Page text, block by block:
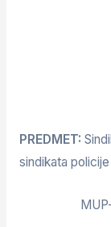
n/z
PREDMET:
sindikata policije
MUP-a